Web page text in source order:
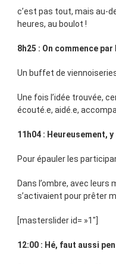
c’est pas tout, mais au-
heures, au boulot !
8h25 : On commence
Un buffet de
Une fois l’idée trouvée,
écouté.e, aidé.e,
11h04 : Heureusement,
Pour épauler les
Dans l’ombre, avec
s’activaient pour prêter
[masterslider id= »1″]
12:00 : Hé, faut aussi